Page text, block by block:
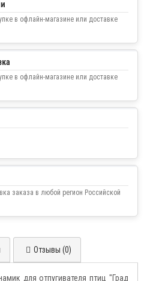
в офлайн-магазине или доставке
в офлайн-магазине или доставке
заказа в любой регион Российской
Отзывы (0)
для отпугивателя птиц "Град